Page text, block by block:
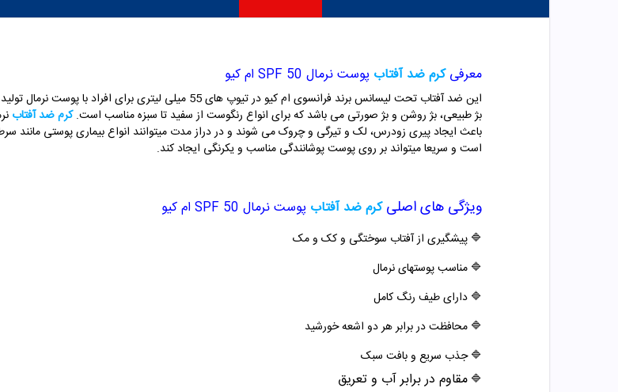
معرفیکرم ضد آفتاب پوست نرمال SPF 50 ام کیو
این ضد آفتاب تحت لیسانس برند فرانسوی ام کیو در تیوپ های 55 میلی لیتری برای افراد با پوست نرمال تولید می گردد.
بژ طبیعی، بژ روشن و بژ صورتی می باشد که برای انواع رنگوست از سفید تا سبزه مناسب است.کرم ضد آفتاب
باعث ایجاد پیری زودرس، لک و تیرگی و چروک می شوند و در دراز مدت میتوانند انواع بیماری پوستی مانند
است و سریعا میتواند بر روی پوست پوشانندگی مناسب و یکرنگی ایجاد کند.
ویژگی های اصلیکرم ضد آفتاب پوست نرمال SPF 50 ام کیو
🔷 پیشگیری از آفتاب سوختگی و کک و مک
🔷 مناسب پوستهای نرمال
🔷 دارای طیف رنگ کامل
🔷 محافظت در برابر هر دو اشعه خورشید
🔷جذب سریع و بافت سبک
🔷 مقاوم در برابر آب و تعریق